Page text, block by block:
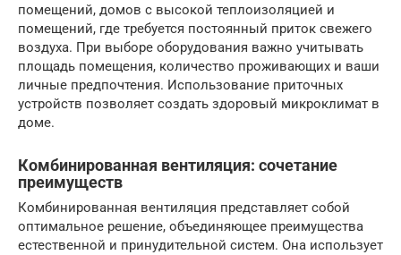
помещений, домов с высокой теплоизоляцией и
помещений, где требуется постоянный приток свежего
воздуха. При выборе оборудования важно учитывать
площадь помещения, количество проживающих и ваши
личные предпочтения. Использование приточных
устройств позволяет создать здоровый микроклимат в
доме.
Комбинированная вентиляция: сочетание
преимуществ
Комбинированная вентиляция представляет собой
оптимальное решение, объединяющее преимущества
естественной и принудительной систем. Она использует